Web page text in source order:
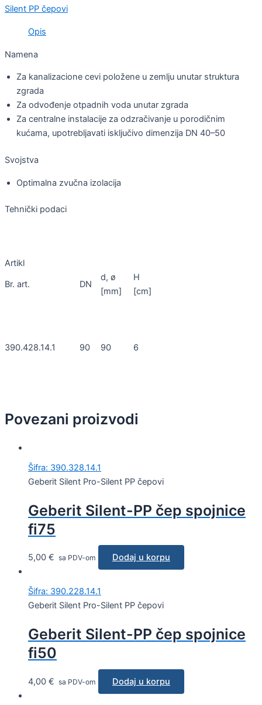
Silent PP čepovi
Opis
Namena
Za kanalizacione cevi položene u zemlju unutar struktura
zgrada
Za odvođenje otpadnih voda unutar zgrada
Za centralne instalacije za odzračivanje u porodičnim
kućama, upotrebljavati isključivo dimenzija DN 40–50
Svojstva
Optimalna zvučna izolacija
Tehnički podaci
Artikl
Br. art.
DN
d, ø
[mm]
H
[cm]
390.428.14.1 90 90 6
Povezani proizvodi
Šifra: 390.328.14.1
Geberit Silent Pro-Silent PP čepovi
Geberit Silent-PP čep spojnice
fi75
5,00 € sa PDV-om Dodaj u korpu
Šifra: 390.228.14.1
Geberit Silent Pro-Silent PP čepovi
Geberit Silent-PP čep spojnice
fi50
4,00 € sa PDV-om Dodaj u korpu